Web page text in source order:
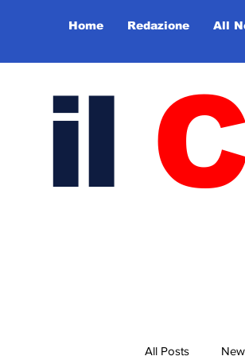
Home Redazione All
il
All Posts